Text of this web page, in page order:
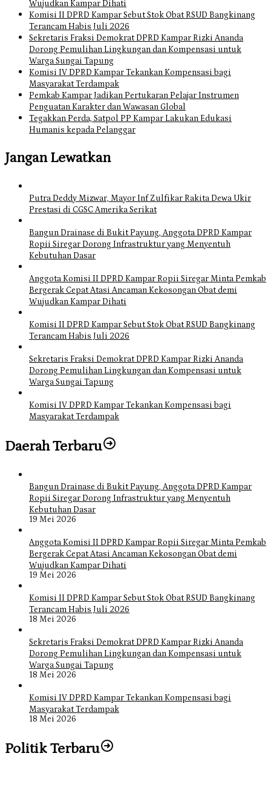
Wujudkan Kampar Dihati
Komisi II DPRD Kampar Sebut Stok Obat RSUD Bangkinang
Terancam Habis Juli 2026
Sekretaris Fraksi Demokrat DPRD Kampar Rizki Ananda
Dorong Pemulihan Lingkungan dan Kompensasi untuk
Warga Sungai Tapung
Komisi IV DPRD Kampar Tekankan Kompensasi bagi
Masyarakat Terdampak
Pemkab Kampar Jadikan Pertukaran Pelajar Instrumen
Penguatan Karakter dan Wawasan Global
Tegakkan Perda, Satpol PP Kampar Lakukan Edukasi
Humanis kepada Pelanggar
Jangan Lewatkan
Putra Deddy Mizwar, Mayor Inf Zulfikar Rakita Dewa Ukir
Prestasi di CGSC Amerika Serikat
Bangun Drainase di Bukit Payung, Anggota DPRD Kampar
Ropii Siregar Dorong Infrastruktur yang Menyentuh
Kebutuhan Dasar
Anggota Komisi II DPRD Kampar Ropii Siregar Minta Pemkab
Bergerak Cepat Atasi Ancaman Kekosongan Obat demi
Wujudkan Kampar Dihati
Komisi II DPRD Kampar Sebut Stok Obat RSUD Bangkinang
Terancam Habis Juli 2026
Sekretaris Fraksi Demokrat DPRD Kampar Rizki Ananda
Dorong Pemulihan Lingkungan dan Kompensasi untuk
Warga Sungai Tapung
Komisi IV DPRD Kampar Tekankan Kompensasi bagi
Masyarakat Terdampak
Daerah Terbaru
Bangun Drainase di Bukit Payung, Anggota DPRD Kampar
Ropii Siregar Dorong Infrastruktur yang Menyentuh
Kebutuhan Dasar
19 Mei 2026
Anggota Komisi II DPRD Kampar Ropii Siregar Minta Pemkab
Bergerak Cepat Atasi Ancaman Kekosongan Obat demi
Wujudkan Kampar Dihati
19 Mei 2026
Komisi II DPRD Kampar Sebut Stok Obat RSUD Bangkinang
Terancam Habis Juli 2026
18 Mei 2026
Sekretaris Fraksi Demokrat DPRD Kampar Rizki Ananda
Dorong Pemulihan Lingkungan dan Kompensasi untuk
Warga Sungai Tapung
18 Mei 2026
Komisi IV DPRD Kampar Tekankan Kompensasi bagi
Masyarakat Terdampak
18 Mei 2026
Politik Terbaru